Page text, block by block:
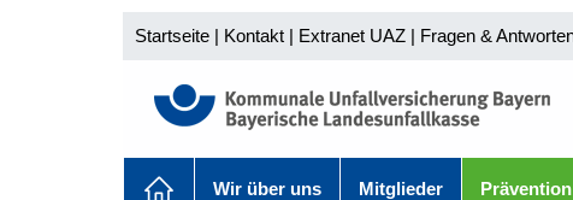
Startseite | Kontakt | Extranet UAZ | Fragen &
Wir über uns Mitglieder Prävention